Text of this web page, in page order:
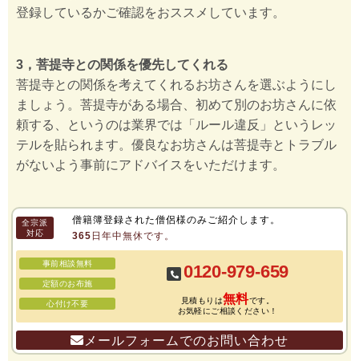
登録しているかご確認をおススメしています。
3，菩提寺との関係を優先してくれる
菩提寺との関係を考えてくれるお坊さんを選ぶようにし
ましょう。菩提寺がある場合、初めて別のお坊さんに依
頼する、というのは業界では「ルール違反」というレッ
テルを貼られます。優良なお坊さんは菩提寺とトラブル
がないよう事前にアドバイスをいただけます。
全宗派
対応
僧籍簿登録された僧侶様のみご紹介します。
365日年中無休です。
事前相談無料
定額のお布施
心付け不要
0120-979-659
見積もりは無料です。
お気軽にご相談ください！
メールフォームでのお問い合わせ